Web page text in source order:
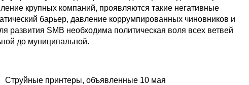
крупных компаний, проявляются такие негативные
барьер, давление коррумпированных чиновников и
развития SMB необходима политическая воля всех ветвей
до муниципальной.
Струйные принтеры, объявленные 10 мая